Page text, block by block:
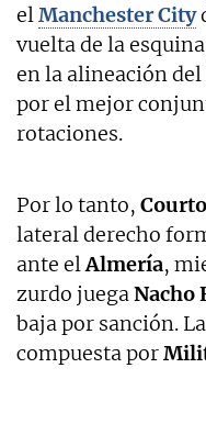
elManchester City
vuelta de la
en la alineación del
por el mejor
rotaciones.
Por lo tanto,
lateral derecho
ante elAlmería,
zurdo juegaNacho
baja por sanción.
compuesta por